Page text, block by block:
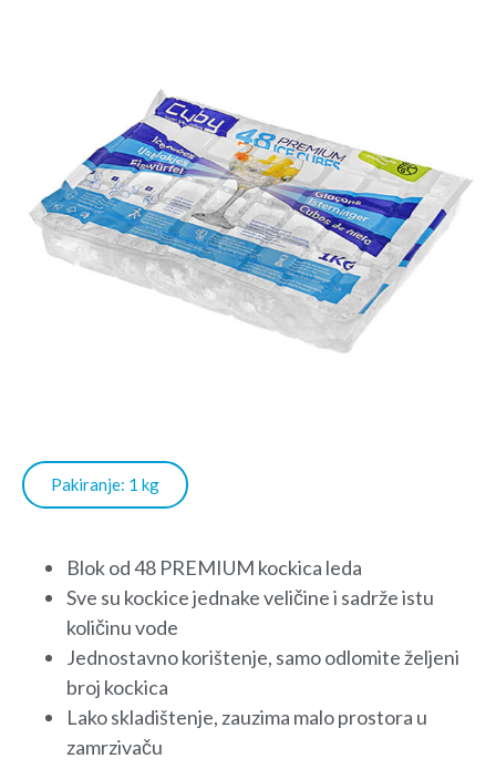
Pakiranje: 1 kg
Blok od 48 PREMIUM kockica leda
Sve su kockice jednake veličine i sadrže istu
količinu vode
Jednostavno korištenje, samo odlomite željeni
broj kockica
Lako skladištenje, zauzima malo prostora u
zamrzivaču